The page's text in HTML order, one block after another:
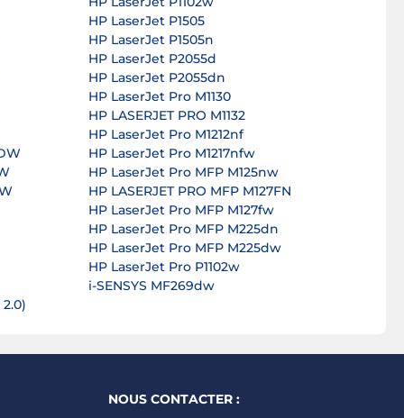
HP LaserJet P1505
HP LaserJet P1505n
HP LaserJet P2055d
HP LaserJet P2055dn
HP LaserJet Pro M1130
HP LASERJET PRO M1132
HP LaserJet Pro M1212nf
HP LaserJet Pro M1217nfw
HP LaserJet Pro MFP M125nw
HP LASERJET PRO MFP M127FN
HP LaserJet Pro MFP M127fw
HP LaserJet Pro MFP M225dn
HP LaserJet Pro MFP M225dw
HP LaserJet Pro P1102w
i-SENSYS MF269dw
NOUS CONTACTER :